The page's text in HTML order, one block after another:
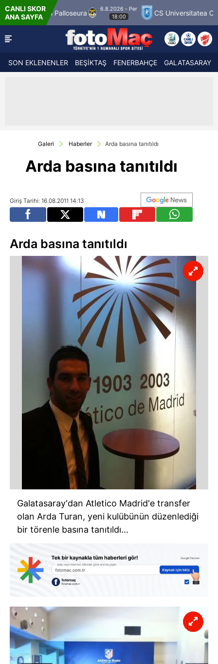
CANLI SKOR
ANA SAYFA
6.8.2026 - Per
18:00
CS Universitatea Craiova 1948 FC Inter Turku
SON EKLENENLER BEŞİKTAŞ FENERBAHÇE GALATASARAY
Galeri Haberler Arda basına tanıtıldı
Arda basına tanıtıldı
Giriş Tarihi: 16.08.2011 14:13
Arda basına tanıtıldı
Galatasaray'dan Atletico Madrid'e transfer
olan Arda Turan, yeni kulübünün düzenlediği
bir törenle basına tanıtıldı...